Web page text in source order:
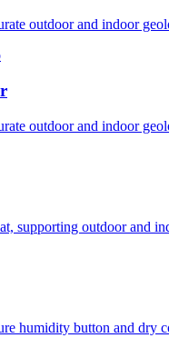
outdoor and indoor
outdoor and indoor
supporting outdoor and
humidity button and